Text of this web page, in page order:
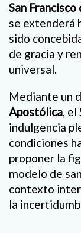
San Francisco
se extenderá
sido
de gracia y
universal.
Mediante un
Apostólica, el
indulgencia
condiciones
proponer la
modelo de
contexto
la